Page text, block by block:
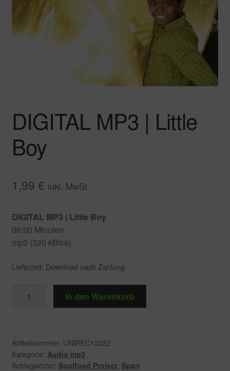
Impressum
DIGITAL MP3 | Little
Boy
1,99 € inkl. MwSt.
DIGITAL MP3 | Little Boy
06:00 Minuten
mp3 (320 kBit/s)
Lieferzeit: Download nach Zahlung
Boy
Menge
In den Warenkorb
Artikelnummer: UNIREC12022
Kategorie: Audio mp3
Schlagwörter: Soulfood Project Sparr